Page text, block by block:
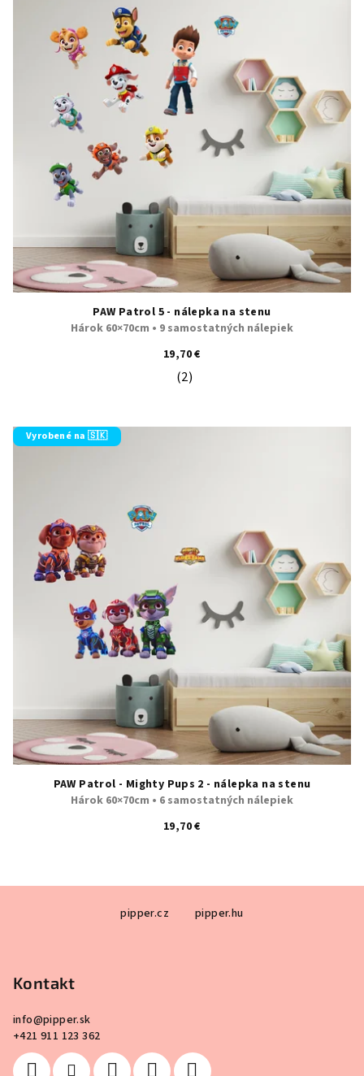
PAW Patrol 5 - nálepka na stenu
Hárok 60×70cm • 9 samostatných nálepiek
19,70 €
Priemerné hodnotenie produktu
(2)
Vyrobené na 🇸🇰
PAW Patrol - Mighty Pups 2 - nálepka na stenu
Hárok 60×70cm • 6 samostatných nálepiek
19,70 €
pipper.cz pipper.hu
Kontakt
info@pipper.sk
+421 911 123 362